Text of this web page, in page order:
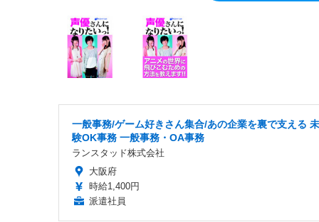
一般事務/ゲーム好きさん集合/あの企業を裏で支える
験OK事務 一般事務・OA事務
ランスタッド株式会社
大阪府
時給1,400円
派遣社員